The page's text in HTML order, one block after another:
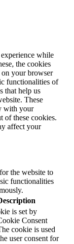
while
the cookies
on your browser
functionalities of
that help us
These
with your
of these cookies.
affect your
the website to
functionalities
is set by
Consent
cookie is used
user consent for